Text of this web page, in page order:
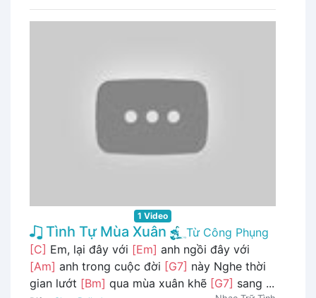
1 Video
Tình Tự Mùa Xuân
Từ Công Phụng
[C] Em, lại đây với [Em] anh ngồi đây với
[Am] anh trong cuộc đời [G7] này Nghe thời
gian lướt [Bm] qua mùa xuân khẽ [G7] sang ...